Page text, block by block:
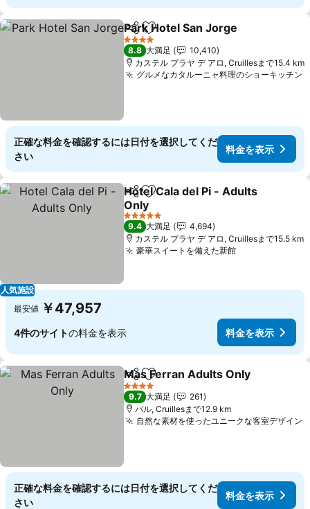
シェアお気に入りに追加
Park Hotel San Jorge
4 ホテルのランク
8.8 大満足
10,410
カステル プラヤ デ アロ, Cruillesまで15.4 km
グルメなカタルーニャ料理のショーキッチン
正確な料金を確認するには日付を選択してくだ
さい
料金を表示
人気施設
シェアお気に入りに追加
Hotel Cala del Pi - Adults
Only
料金を表示
5 ホテルのランク
9.4 大満足
4,694
カステル プラヤ デ アロ, Cruillesまで15.5 km
豪華スイートを備えた新館料金を表示
最安値 ￥47,957
4件のサイトの料金を表示 料金を表示
シェアお気に入りに追加
Mas Ferran Adults Only
4 ホテルのランク
9.7 大満足
261
パル, Cruillesまで12.9 km
自然な素材を使ったユニークな客室デザイン
正確な料金を確認するには日付を選択してくだ
さい
料金を表示